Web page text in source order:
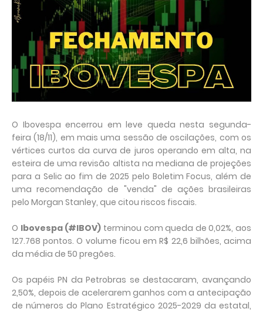
O Ibovespa encerrou em leve queda nesta segunda-
feira (18/11), em mais uma sessão de oscilações, com os
vértices curtos da curva de juros operando em alta, na
esteira de uma revisão altista na mediana de projeções
para a Selic ao fim de 2025 pelo Boletim Focus, além de
uma recomendação de "venda" de ações brasileiras
pelo Morgan Stanley, que citou riscos fiscais.
O Ibovespa (#IBOV) terminou com queda de 0,02%, aos
127.768 pontos. O volume ficou em R$ 22,6 bilhões, acima
da média de 50 pregões.
Os papéis PN da Petrobras se destacaram, avançando
2,50%, depois de acelerarem ganhos com a antecipação
de números do Plano Estratégico 2025-2029 da estatal,